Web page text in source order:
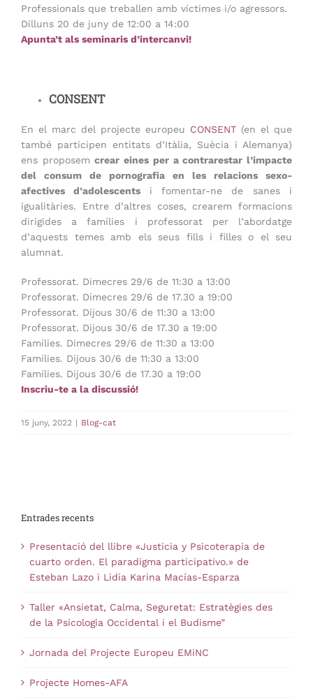
Professionals que treballen amb víctimes i/o agressors.
Dilluns 20 de juny de 12:00 a 14:00
Apunta’t als seminaris d’intercanvi!
CONSENT
En el marc del projecte europeu CONSENT (en el que
també participen entitats d’Itàlia, Suècia i Alemanya)
ens proposemcrear eines per a contrarestar l’impacte
del consum de pornografia en les relacions sexo-
afectives d’adolescents i fomentar-ne de sanes i
igualitàries. Entre d’altres coses, crearem formacions
dirigides a famílies i professorat per l’abordatge
d’aquests temes amb els seus fills i filles o el seu
alumnat.
Professorat. Dimecres 29/6 de 11:30 a 13:00
Professorat. Dimecres 29/6 de 17.30 a 19:00
Professorat. Dijous 30/6 de 11:30 a 13:00
Professorat. Dijous 30/6 de 17.30 a 19:00
Famílies. Dimecres 29/6 de 11:30 a 13:00
Famílies. Dijous 30/6 de 11:30 a 13:00
Famílies. Dijous 30/6 de 17.30 a 19:00
Inscriu-te a la discussió!
15 juny, 2022 | Blog-cat
Entrades recents
Presentació del llibre «Justicia y Psicoterapia de
cuarto orden. El paradigma participativo.» de
Esteban Lazo i Lidia Karina Macías-Esparza
Taller «Ansietat, Calma, Seguretat: Estratègies des
de la Psicologia Occidental i el Budisme”
Jornada del Projecte Europeu EMiNC
Projecte Homes-AFA